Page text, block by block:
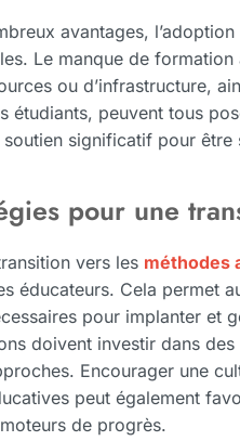
avantages, l’adoption
Le manque de
ou d’infrastructure,
étudiants, peuvent tous
soutien significatif pour être
pour une
vers les méthodes
éducateurs. Cela permet
pour implanter et
doivent investir dans
Encourager une
peut également
de progrès.